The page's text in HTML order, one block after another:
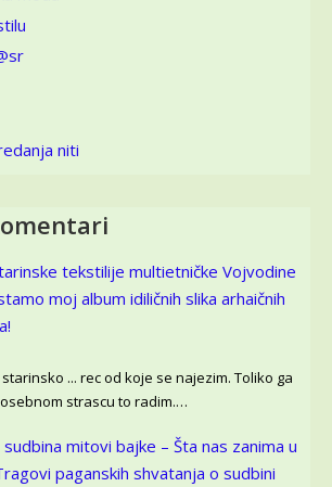
niti
tekstilije multietničke Vojvodine
moj album idiličnih slika arhaičnih
... rec od koje se najezim. Toliko ga
strascu to radim.…
mitovi bajke – Šta nas zanima u
paganskih shvatanja o sudbini